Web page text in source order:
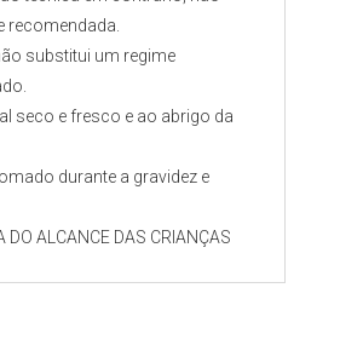
recomendada.
substitui um regime
seco e fresco e ao abrigo da
durante a gravidez e
DO ALCANCE DAS CRIANÇAS